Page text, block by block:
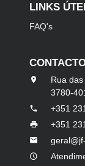
LINKS
FAQ's
Rua das
3780-
+351
+351